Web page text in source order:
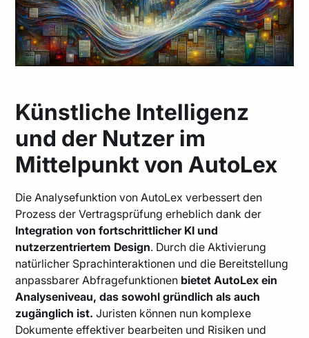
Künstliche Intelligenz
und der Nutzer im
Mittelpunkt von AutoLex
Die Analysefunktion von AutoLex verbessert den
Prozess der Vertragsprüfung erheblich dank der
Integration von fortschrittlicher KI und
nutzerzentriertem Design. Durch die Aktivierung
natürlicher Sprachinteraktionen und die Bereitstellung
anpassbarer Abfragefunktionen bietetAutoLex ein
Analyseniveau, das sowohl gründlich als auch
zugänglich ist. Juristen können nun komplexe
Dokumente effektiver bearbeiten und Risiken und